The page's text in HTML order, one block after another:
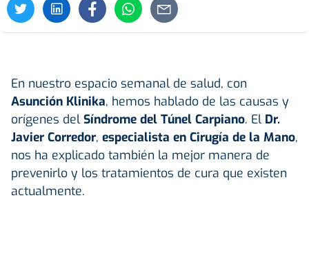
En nuestro espacio semanal de salud, con
Asunción Klinika, hemos hablado de las causas y
orígenes del Síndrome del Túnel Carpiano. El Dr.
Javier Corredor, especialista en Cirugía de la Mano,
nos ha explicado también la mejor manera de
prevenirlo y los tratamientos de cura que existen
actualmente.